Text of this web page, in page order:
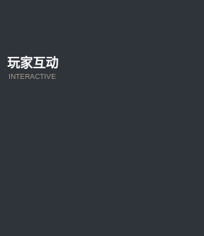
玩家互动
INTERACTIVE